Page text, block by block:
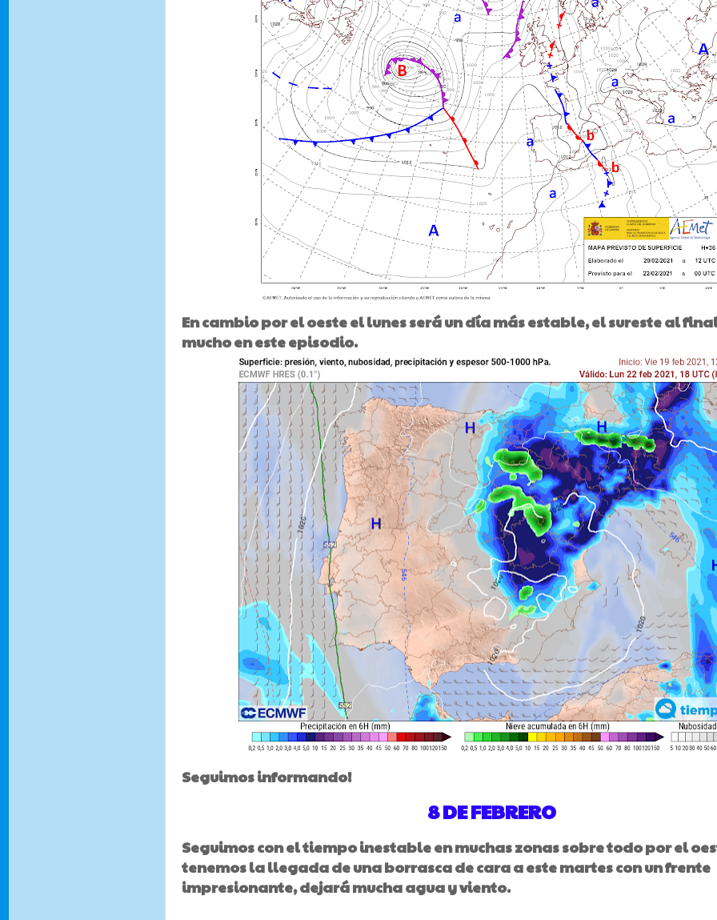
En cambio por el oeste el lunes será un día más estable, el sureste al
mucho en este episodio.
Seguimos informando!
8 DE FEBRERO
Seguimos con el tiempo inestable en muchas zonas sobre todo por el
tenemos la llegada de una borrasca de cara a este martes con un frente
impresionante, dejará mucha agua y viento.